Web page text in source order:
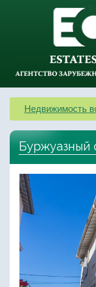
Недвижимость
Буржуазный